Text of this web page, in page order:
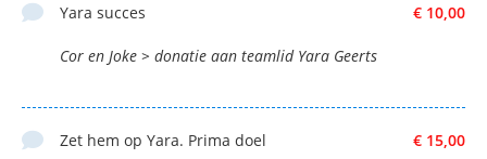
€ 10,00
Yara succes
Cor en Joke > donatie aan teamlid Yara Geerts
€ 15,00
Zet hem op Yara. Prima doel